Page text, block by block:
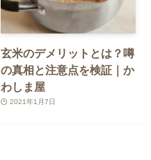
玄米のデメリットとは？噂
の真相と注意点を検証｜か
わしま屋
2021年1月7日